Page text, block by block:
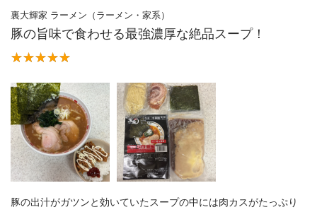
裏大輝家 ラーメン（ラーメン・家系）
豚の旨味で食わせる最強濃厚な絶品スープ！
豚の出汁がガツンと効いていたスープの中には肉カスがたっぷり